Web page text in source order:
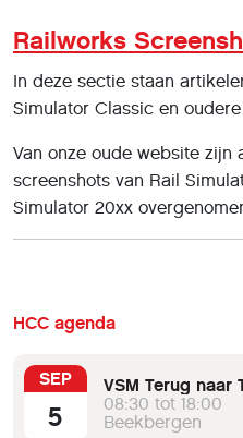
Railworks
In deze sectie staan
Simulator Classic en
Van onze oude website zijn
screenshots van Rail
Simulator 20xx
HCC agenda
SEP
5
VSM Terug naar
08:30 tot 18:00
Beekbergen